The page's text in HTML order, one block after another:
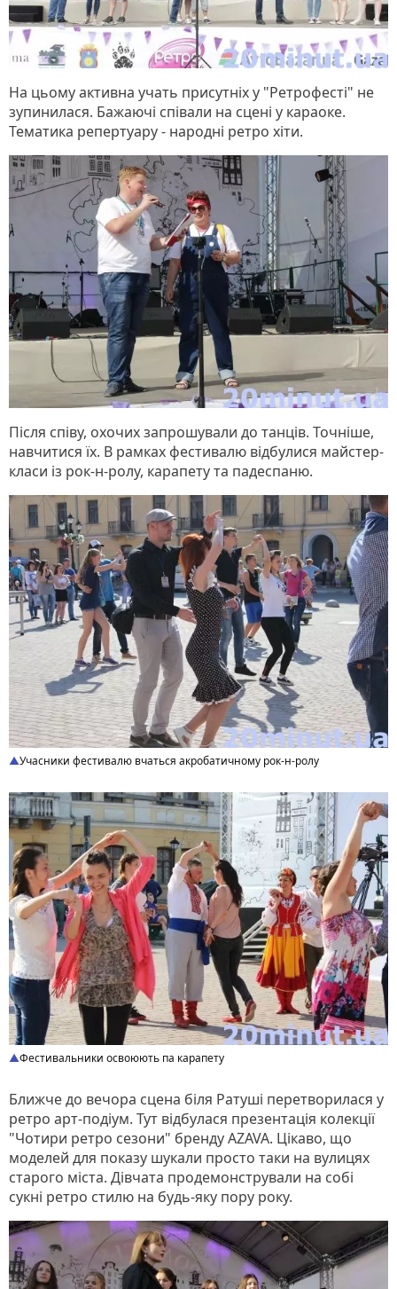
На цьому активна учать присутніх у "Ретрофесті" не
зупинилася. Бажаючі співали на сцені у караоке.
Тематика репертуару - народні ретро хіти.
Після співу, охочих запрошували до танців. Точніше,
навчитися їх. В рамках фестивалю відбулися майстер-
класи із рок-н-ролу, карапету та падеспаню.
Учасники фестивалю вчаться акробатичному рок-н-ролу
Фестивальники освоюють па карапету
Ближче до вечора сцена біля Ратуші перетворилася у
ретро арт-подіум. Тут відбулася презентація колекції
"Чотири ретро сезони" бренду AZAVA. Цікаво, що
моделей для показу шукали просто таки на вулицях
старого міста. Дівчата продемонстрували на собі
сукні ретро стилю на будь-яку пору року.